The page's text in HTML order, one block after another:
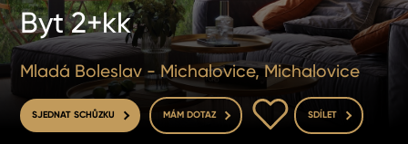
Byt 2+kk
Mladá Boleslav - Michalovice, Michalovice
SJEDNAT SCHŮZKU MÁM DOTAZ
DO OBLÍBENÝCH
SDÍLET